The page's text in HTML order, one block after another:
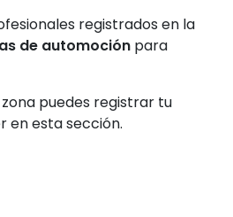
registrados en la
de automoción para
puedes registrar tu
en esta sección.